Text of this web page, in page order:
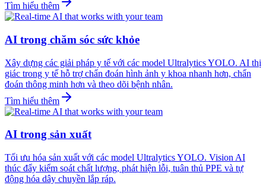
Tìm hiểu thêm
AI trong chăm sóc sức khỏe
Xây dựng các giải pháp y tế với các model Ultralytics YOLO. AI thị
giác trong y tế hỗ trợ chẩn đoán hình ảnh y khoa nhanh hơn, chẩn
đoán thông minh hơn và theo dõi bệnh nhân.
Tìm hiểu thêm
AI trong sản xuất
Tối ưu hóa sản xuất với các model Ultralytics YOLO. Vision AI
thúc đẩy kiểm soát chất lượng, phát hiện lỗi, tuân thủ PPE và tự
động hóa dây chuyền lắp ráp.